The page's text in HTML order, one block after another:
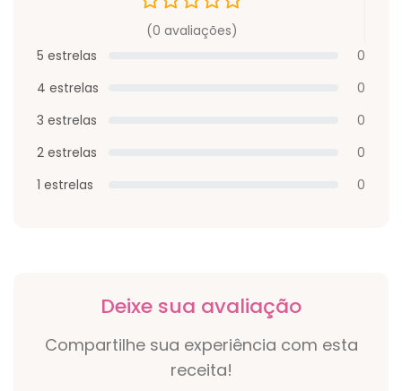
(0 avaliações)
5 estrelas
0
4 estrelas
0
3 estrelas
0
2 estrelas
0
1 estrelas
0
Deixe sua avaliação
Compartilhe sua experiência com esta
receita!